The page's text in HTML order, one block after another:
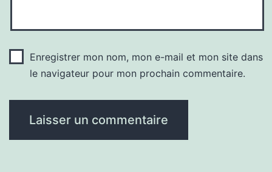
Enregistrer mon nom, mon e-mail et mon site dans
le navigateur pour mon prochain commentaire.